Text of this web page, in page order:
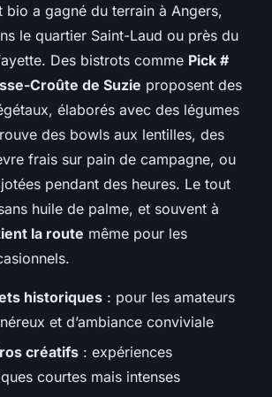
bio a gagné du terrain à Angers,
le quartier Saint-Laud ou près du
Des bistrots comme Pick #
Croûte de Suzie proposent des
élaborés avec des légumes
des bowls aux lentilles, des
frais sur pain de campagne, ou
pendant des heures. Le tout
huile de palme, et souvent à
la route même pour les
historiques : pour les amateurs
et d’ambiance conviviale
créatifs : expériences
courtes mais intenses